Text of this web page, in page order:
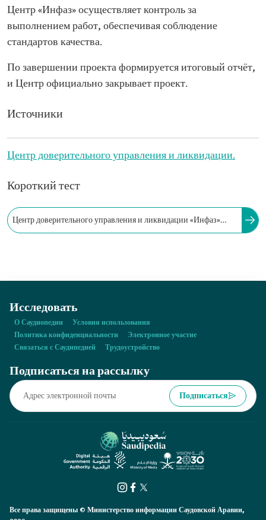
Центр «Инфаз» осуществляет контроль за
выполнением работ, обеспечивая соблюдение
стандартов качества.
По завершении проекта формируется итоговый отчёт,
и Центр официально закрывает проект.
Источники
Центр доверительного управления и ликвидации.
Короткий тест
Центр доверительного управления и ликвидации «Инфаз»
движимого, так и недвижимого имущества.
Исследовать
О Саудиопедии
Условия использования
Политика конфиденциальности
Электронное участие
Связаться с Саудипедией
Трудоустройство
Подписаться на рассылку
Подписаться
Все права защищены © Министерство информации Саудовской Аравии,